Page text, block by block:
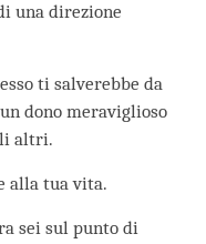
una direzione
ti salverebbe da
dono meraviglioso
altri.
alla tua vita.
sei sul punto di